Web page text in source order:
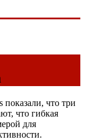
показали, что три
что гибкая
для